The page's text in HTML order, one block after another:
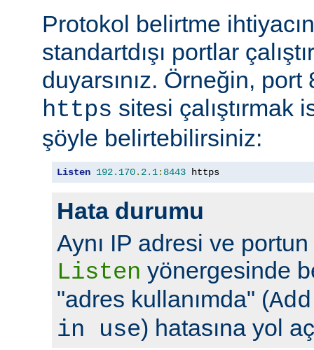
Protokol belirtme
standartdışı portlar
duyarsınız. Örneğin,
https sitesi çalıştırmak
şöyle belirtebilirsiniz:
Listen 192.170. 2.1: 8443 https
Hata durumu
Aynı IP adresi ve
Listen yönergesinde
"adres kullanımda" (
in use) hatasına yol